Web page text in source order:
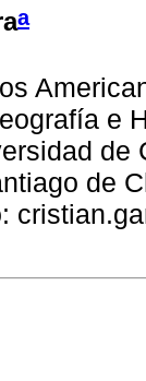
a
e
de
de